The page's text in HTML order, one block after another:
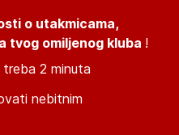
o utakmicama,
tvog omiljenog kluba !
2 minuta
nebitnim